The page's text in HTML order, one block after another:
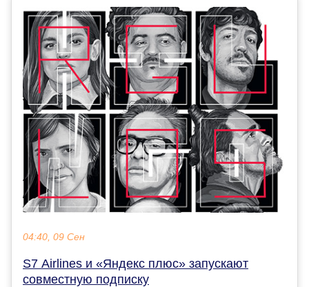
04:40, 09 Сен
S7 Airlines и «Яндекс плюс» запускают
совместную подписку